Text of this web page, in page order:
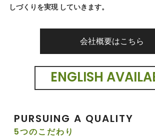
しづくりを実現 していきます。
会社概要はこちら
ENGLISH
PURSUING A QUALITY
5つのこだわり